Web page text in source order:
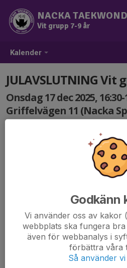
Kalender
NACKA
Vit grupp 7-9 år
JULAVSLUTNING Vit
Onsdag 17 dec 2025, 16:30-
Griffelvägen 11 (Nacka
Terminens sista träning!
Det blir lekar och vi bjuder på
Barnen får ha på sig tomteluva
genom att maila
Godkänn
Vi använder oss av kakor
webbplats ska fungera
även för webbanalys i
förbättra våra
Så använder